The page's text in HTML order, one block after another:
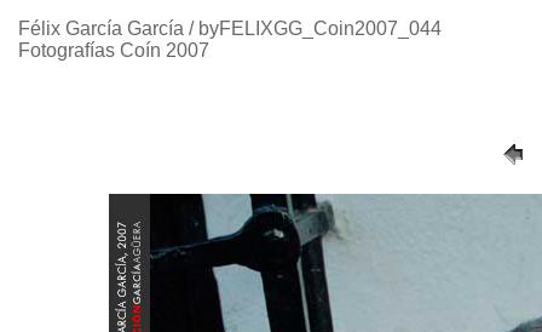
Félix García García / byFELIXGG_Coin2007_044
Fotografías Coín 2007